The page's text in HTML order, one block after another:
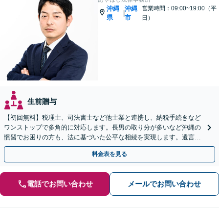
沖縄
県
|
沖縄
市
営業時間：09:00~19:00（平
日）
生前贈与
【初回無料】税理士、司法書士など他士業と連携し、納税手続きなど
ワンストップで多角的に対応します。長男の取り分が多いなど沖縄の
慣習でお困りの方も、法に基づいた公平な相続を実現します。遺言書
作成もご相談ください【駐車場完備】【離島へ出張も対応】
料金表を見る
電話でお問い合わせ メールでお問い合わせ